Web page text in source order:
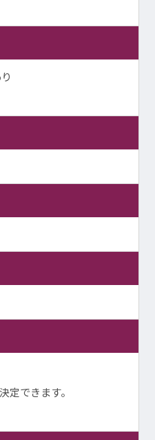
定できます。